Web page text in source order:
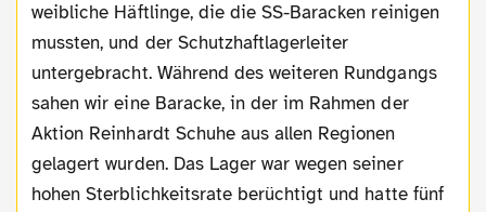
weibliche Häftlinge, die die SS-Baracken reinigen
mussten, und der Schutzhaftlagerleiter
untergebracht. Während des weiteren Rundgangs
sahen wir eine Baracke, in der im Rahmen der
Aktion Reinhardt Schuhe aus allen Regionen
gelagert wurden. Das Lager war wegen seiner
hohen Sterblichkeitsrate berüchtigt und hatte fünf